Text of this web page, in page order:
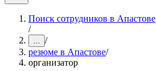
Поиск сотрудников в Апастове
/
... /
резюме в Апастове/
организатор